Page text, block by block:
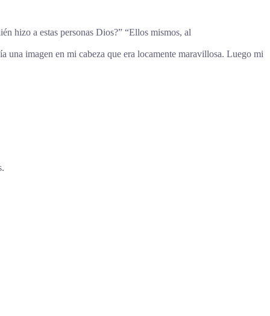
hizo a estas personas Dios?” “Ellos mismos, al
una imagen en mi cabeza que era locamente maravillosa. Luego mi